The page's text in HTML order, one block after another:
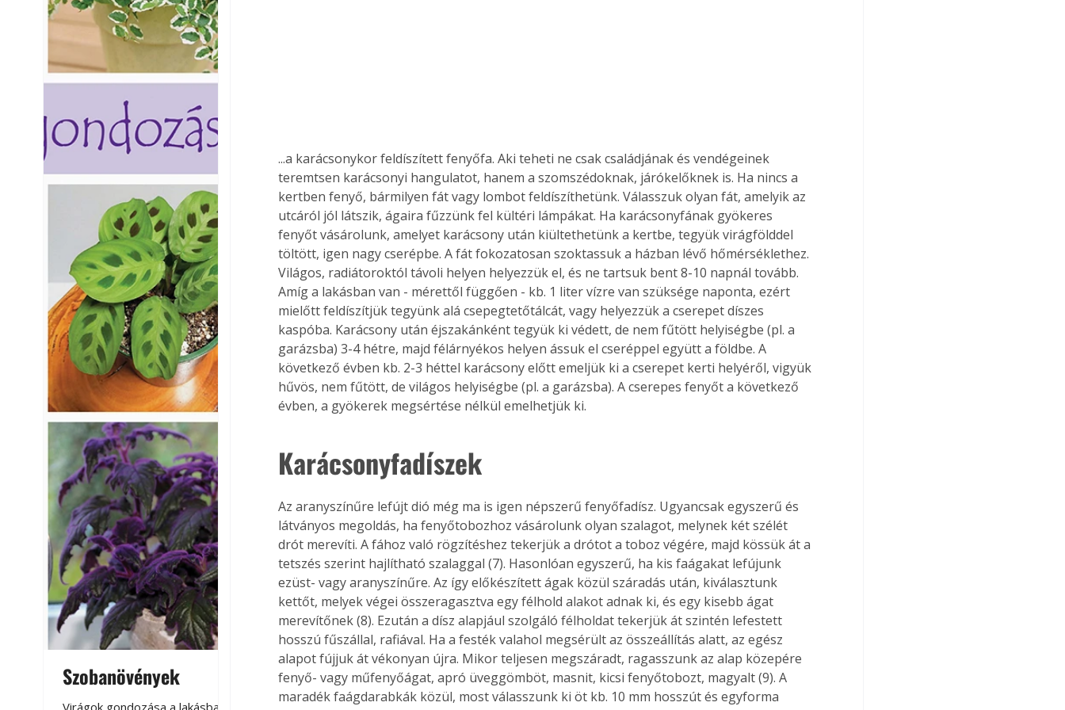
Szobanövények
Virágoskert: kertben,
teraszon, lakásban
Gyógyító növények: a
természet kincsei az
...a karácsonykor feldíszített fenyőfa. Aki teheti ne csak családjának és vendégeinek
teremtsen karácsonyi hangulatot, hanem a szomszédoknak, járókelőknek is. Ha nincs a
kertben fenyő, bármilyen fát vagy lombot feldíszíthetünk. Válasszuk olyan fát, amelyik az
utcáról jól látszik, ágaira fűzzünk fel kültéri lámpákat. Ha karácsonyfának gyökeres
fenyőt vásárolunk, amelyet karácsony után kiültethetünk a kertbe, tegyük virágfölddel
töltött, igen nagy cserépbe. A fát fokozatosan szoktassuk a házban lévő hőmérséklethez.
Világos, radiátoroktól távoli helyen helyezzük el, és ne tartsuk bent 8-10 napnál tovább.
Amíg a lakásban van - mérettől függően - kb. 1 liter vízre van szüksége naponta, ezért
mielőtt feldíszítjük tegyünk alá csepegtetőtálcát, vagy helyezzük a cserepet díszes
kaspóba. Karácsony után éjszakánként tegyük ki védett, de nem fűtött helyiségbe (pl. a
garázsba) 3-4 hétre, majd félárnyékos helyen ássuk el cseréppel együtt a földbe. A
következő évben kb. 2-3 héttel karácsony előtt emeljük ki a cserepet kerti helyéről, vigyük
hűvös, nem fűtött, de világos helyiségbe (pl. a garázsba). A cserepes fenyőt a következő
évben, a gyökerek megsértése nélkül emelhetjük ki.
Karácsonyfadíszek
Az aranyszínűre lefújt dió még ma is igen népszerű fenyőfadísz. Ugyancsak egyszerű és
látványos megoldás, ha fenyőtobozhoz vásárolunk olyan szalagot, melynek két szélét
drót merevíti. A fához való rögzítéshez tekerjük a drótot a toboz végére, majd kössük át a
tetszés szerint hajlítható szalaggal (7). Hasonlóan egyszerű, ha kis faágakat lefújunk
ezüst- vagy aranyszínűre. Az így előkészített ágak közül száradás után, kiválasztunk
kettőt, melyek végei összeragasztva egy félhold alakot adnak ki, és egy kisebb ágat
merevítőnek (8). Ezután a dísz alapjául szolgáló félholdat tekerjük át szintén lefestett
hosszú fűszállal, rafiával. Ha a festék valahol megsérült az összeállítás alatt, az egész
alapot fújjuk át vékonyan újra. Mikor teljesen megszáradt, ragasszunk az alap közepére
fenyő- vagy műfenyőágat, apró üveggömböt, masnit, kicsi fenyőtobozt, magyalt (9). A
maradék faágdarabkák közül, most válasszunk ki öt kb. 10 mm hosszút és egyforma